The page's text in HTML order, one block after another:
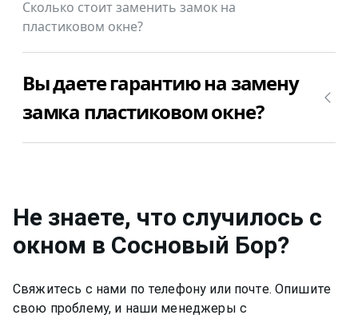
пластиковом окне в Сосновый Бор в Вашем
случае.
Сколько стоит заменить замок на
пластиковом окне?
окне в Сосновый Бор стоит от 1000₽.
Вы даете гарантию на замену
замка пластиковом окне?
Не знаете, что случилось с
окном в Сосновый Бор?
Свяжитесь с нами по телефону или почте. Опишите
свою проблему, и наши менеджеры с